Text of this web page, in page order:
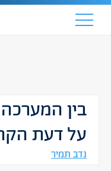
בין
על דעת
נדב תמיר